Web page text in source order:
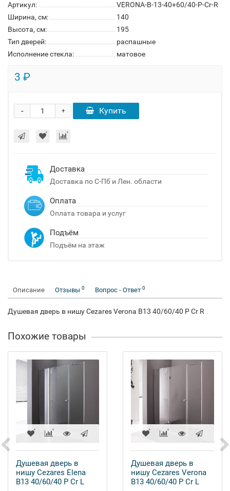
Артикул:
VERONA-B-13-40+60/40-P-Cr-R
Ширина, см:
140
Высота, см:
195
Тип дверей:
распашные
Исполнение стекла:
матовое
3 ₽
+
- Купить
Доставка
Доставка по С-Пб и Лен. области
Оплата
Оплата товара и услуг
Подъём
Подъём на этаж
Описание Отзывы 0 Вопрос - Ответ 0
Душевая дверь в нишу Cezares Verona B13 40/60/40 P Cr R
Похожие товары
Душевая дверь в
нишу Cezares Elena
B13 40/60/40 P Cr L
Душевая дверь в
нишу Cezares Verona
B13 40/60/40 P Cr L